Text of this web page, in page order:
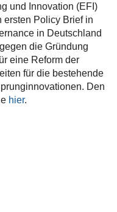
und Innovation (EFI)
ersten Policy Brief in
in Deutschland
die Gründung
eine Reform der
für die bestehende
Den
hier.